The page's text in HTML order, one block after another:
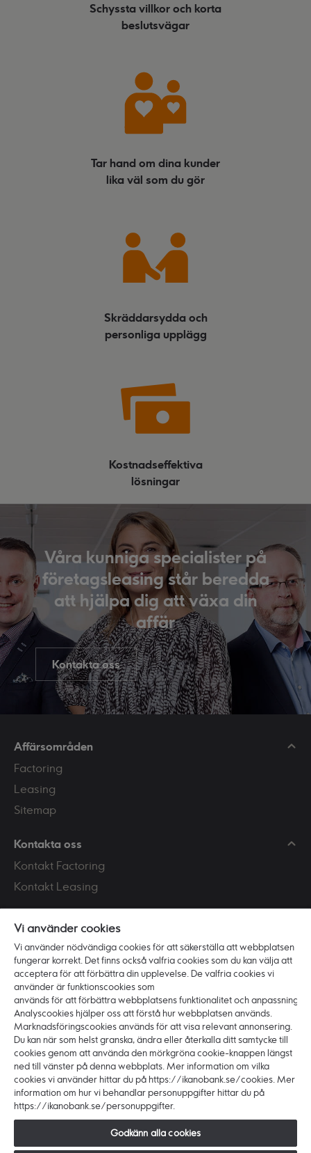
Schyssta villkor och korta
beslutsvägar
Tar hand om dina kunder
lika väl som du gör
Skräddarsydda och
personliga upplägg
Kostnadseffektiva
lösningar
Våra kunniga specialister på
företagsleasing står beredda
att hjälpa dig att växa din
affär
Kontakta oss
Affärsområden
Factoring
Leasing
Sitemap
Kontakta oss
Kontakt Factoring
Kontakt Leasing
Mer information om:
Personuppgifter
Om cookies
Vi är Ikano Bank
Om banken
Karriär
Press
Copyright © 2024 Ikano Bank. Alla rättigheter
Vi använder cookies
Vi använder nödvändiga cookies för att säkerställa att webbplatsen
fungerar korrekt. Det finns också valfria cookies som du kan välja att
acceptera för att förbättra din upplevelse. De valfria cookies vi
använder är funktionscookies som
används för att förbättra webbplatsens funktionalitet och anpassning.
Analyscookies hjälper oss att förstå hur webbplatsen används.
Marknadsföringscookies används för att visa relevant annonsering.
Du kan när som helst granska, ändra eller återkalla ditt samtycke till
cookies genom att använda den mörkgröna cookie-knappen längst
ned till vänster på denna webbplats. Mer information om vilka
cookies vi använder hittar du på https://ikanobank.se/cookies. Mer
information om hur vi behandlar personuppgifter hittar du på
https://ikanobank.se/personuppgifter.
Godkänn alla cookies